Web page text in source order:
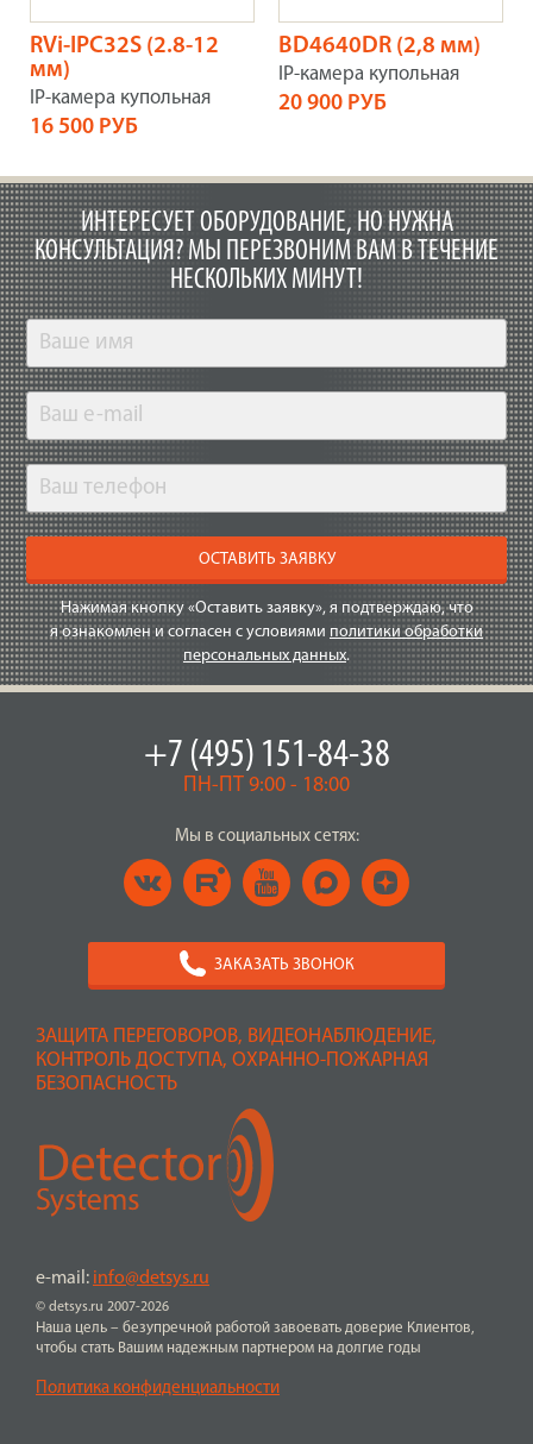
RVi-IPC32S (2.8-12
мм)
IP-камера купольная
16 500 РУБ
BD4640DR (2,8 мм)
IP-камера купольная
20 900 РУБ
ИНТЕРЕСУЕТ ОБОРУДОВАНИЕ, НО НУЖНА
КОНСУЛЬТАЦИЯ? МЫ ПЕРЕЗВОНИМ ВАМ В ТЕЧЕНИЕ
НЕСКОЛЬКИХ МИНУТ!
ОСТАВИТЬ ЗАЯВКУ
Нажимая кнопку «Оставить заявку», я подтверждаю, что
я ознакомлен и согласен с условиями политики обработки
персональных данных.
ЗАЩИТА ПЕРЕГОВОРОВ, ВИДЕОНАБЛЮДЕНИЕ,
КОНТРОЛЬ ДОСТУПА, ОХРАННО-ПОЖАРНАЯ
БЕЗОПАСНОСТЬ
© detsys.ru 2007-2026
e-mail: info@detsys.ru
Наша цель – безупречной работой завоевать доверие Клиентов,
чтобы стать Вашим надежным партнером на долгие годы
Политика конфиденциальности
+7 (495) 151-84-38
ПН-ПТ 9:00 - 18:00
Мы в социальных сетях:
ЗАКАЗАТЬ ЗВОНОК